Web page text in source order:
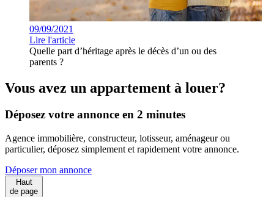
09/09/2021
Lire l'article
Quelle part d’héritage après le décès d’un ou des
parents ?
Vous avez un appartement à louer?
Déposez votre annonce en 2 minutes
Agence immobilière, constructeur, lotisseur, aménageur ou
particulier, déposez simplement et rapidement votre annonce.
Déposer mon annonce
Haut
de page